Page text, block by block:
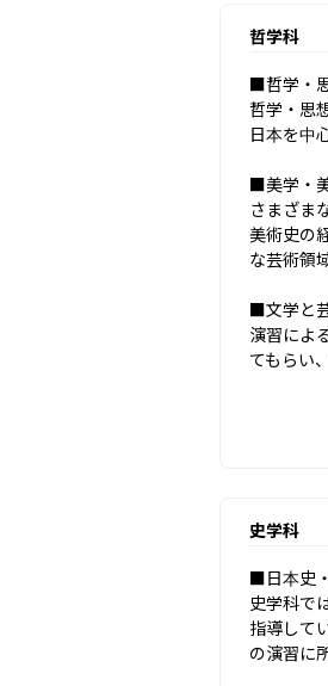
哲学科
■哲学・
哲学・思
日本を中
■美学・
さまざま
美術史の
な芸術領
■文学と
演習によ
てもらい
史学科
■日本史
史学科で
指導して
の演習に